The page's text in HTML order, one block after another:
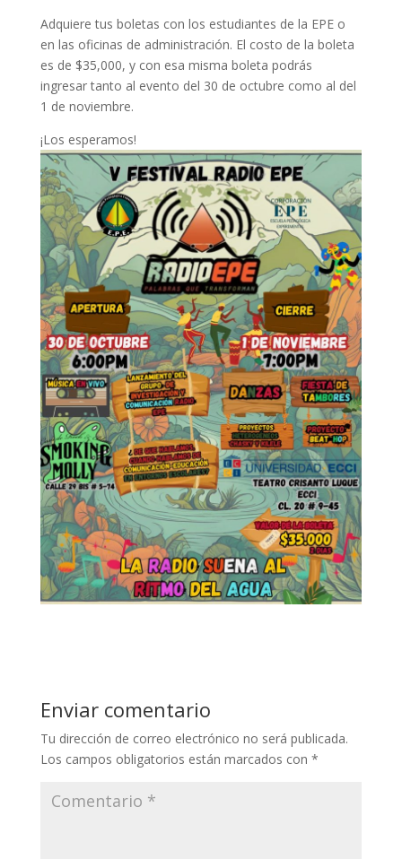
Adquiere tus boletas con los estudiantes de la EPE o
en las oficinas de administración. El costo de la boleta
es de $35,000, y con esa misma boleta podrás
ingresar tanto al evento del 30 de octubre como al del
1 de noviembre.
¡Los esperamos!
Enviar comentario
Tu dirección de correo electrónico no será publicada.
Los campos obligatorios están marcados con *